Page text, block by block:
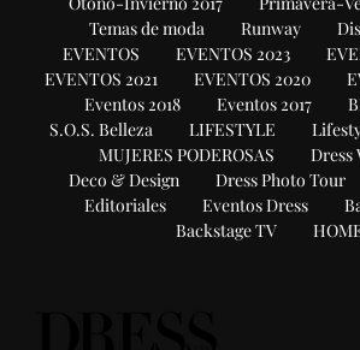
Temas de moda
Runway
EVENTOS
EVENTOS 2023
EVENTOS 2021
EVENTOS 2020
Eventos 2018
Eventos 2017
S.O.S. Belleza
LIFESTYLE
MUJERES PODEROSAS
Dress
Deco & Design
Dress Photo Tour
Editoriales
Eventos Dress
Backstage TV